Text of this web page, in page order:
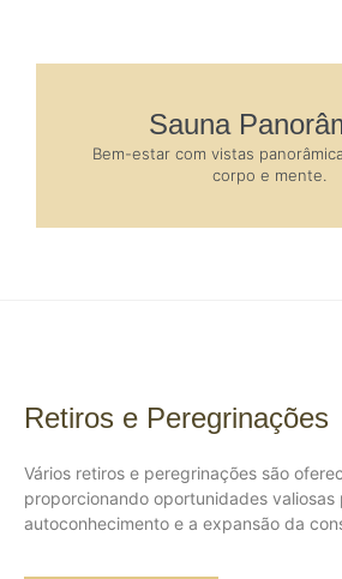
Sauna
Bem-estar com vistas
corpo e mente.
Retiros e Peregrinações
Vários retiros e peregrinações são
proporcionando oportunidades valiosas
autoconhecimento e a expansão da